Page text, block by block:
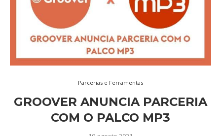
Parcerias e Ferramentas
GROOVER ANUNCIA PARCERIA
COM O PALCO MP3